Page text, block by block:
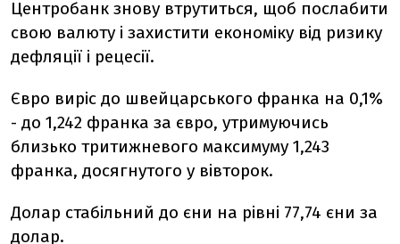
Центробанк знову втрутиться, щоб послабити
свою валюту і захистити економіку від ризику
дефляції і рецесії.
Євро виріс до швейцарського франка на 0,1%
- до 1,242 франка за євро, утримуючись
близько тритижневого максимуму 1,243
франка, досягнутого у вівторок.
Долар стабільний до єни на рівні 77,74 єни за
долар.